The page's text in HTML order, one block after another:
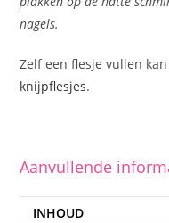
nagels.
Zelf een flesje vullen
knijpflesjes.
Aanvullende
INHOUD